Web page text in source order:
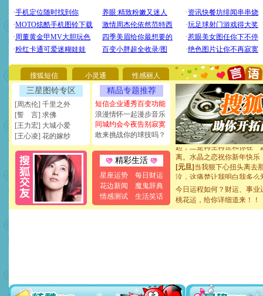
搜狐短信 小灵通 性感丽人
三星图铃专区
[周杰伦] 千里之外
[誓 言] 求佛
[王力宏] 大城小爱
[王心凌] 花的嫁纱
精品专题推荐
短信企业通秀百变功能
浪漫情怀一起漫步音乐
同城约会今夜告别寂寞
敢来挑战你的球技吗？
精彩生活
星座运势
每日财运
花边新闻
魔鬼辞典
情感测试
生活笑话
[圣诞节]
圣诞节到了，想想
你太多，只有给你五千万
要平安！千万要知足！千
[圣诞节]不只这样的日子才
天都要快乐噢!
[圣诞节]奉上一颗祝福的心,
如意,快乐,鲜花,一切美好的
[元旦]看到你我会触电；看
断电。爱你是我职业，想
你是我专业！水晶之恋祝你
[元旦]如果上天让我许三个
起；二是再生再世和你在
离。水晶之恋祝你新年快乐
[元旦]当我狠下心扭头离去
泣，这痛楚让我明白我多
卖了。水晶之恋祝你新年快
[春节]风柔雨润好月圆，半
颜！冬去春来似水如烟，
道一声平安！新年吉祥万事
能正大光明地骚扰你,告诉
今日运程如何？财运、事业
桃花运，给你详细道来！！